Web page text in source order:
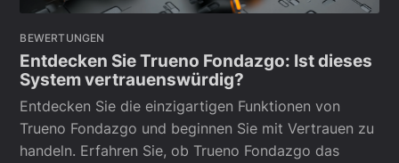
BEWERTUNGEN
Entdecken Sie Trueno Fondazgo: Ist dieses
System vertrauenswürdig?
Entdecken Sie die einzigartigen Funktionen von
Trueno Fondazgo und beginnen Sie mit Vertrauen zu
handeln. Erfahren Sie, ob Trueno Fondazgo das